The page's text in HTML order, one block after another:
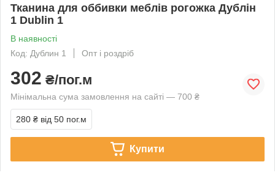
Тканина для оббивки меблів рогожка Дублін
1 Dublin 1
В наявності
Код: Дублин 1
Опт і роздріб
302 ₴/пог.м
Мінімальна сума замовлення на сайті — 700 ₴
280 ₴ від 50 пог.м
Купити